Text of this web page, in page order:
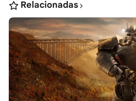
Relacionadas